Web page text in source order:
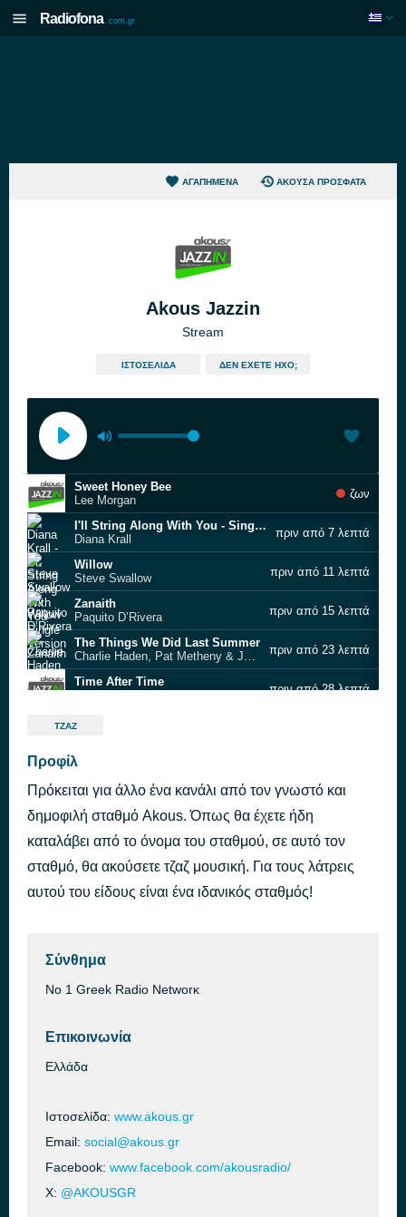
Radiofona .com.gr
ΑΓΑΠΗΜΈΝΑ ΆΚΟΥΣΑ ΠΡΌΣΦΑΤΑ
Akous Jazzin
Stream
ΙΣΤΟΣΕΛΊΔΑ ΔΕΝ ΈΧΕΤΕ ΉΧΟ;
Sweet Honey Bee
Lee Morgan
ζων
I'll String Along With You - Single Version
Diana Krall
πριν από 7 λεπτά
Willow
Steve Swallow
πριν από 11 λεπτά
Zanaith
Paquito D’Rivera
πριν από 15 λεπτά
The Things We Did Last Summer
Charlie Haden, Pat Metheny & Jerry Douglas
πριν από 23 λεπτά
Time After Time
πριν από 28 λεπτά
From Now On
Bye Bye Blackbird
Bongo Beep
Roy Hargrove
Looking Good Tonight
πριν από 45 λεπτά
ΤΖΑΖ
Προφίλ
Πρόκειται για άλλο ένα κανάλι από τον γνωστό και
δημοφιλή σταθμό Akous. Όπως θα έχετε ήδη
καταλάβει από το όνομα του σταθμού, σε αυτό τον
σταθμό, θα ακούσετε τζαζ μουσική. Για τους λάτρεις
αυτού του είδους είναι ένα ιδανικός σταθμός!
Σύνθημα
Νο 1 Greek Radio Networκ
Επικοινωνία
Ελλάδα
Ιστοσελίδα: www.akous.gr
Email: social@akous.gr
Facebook: www.facebook.com/akousradio/
X: @AKOUSGR